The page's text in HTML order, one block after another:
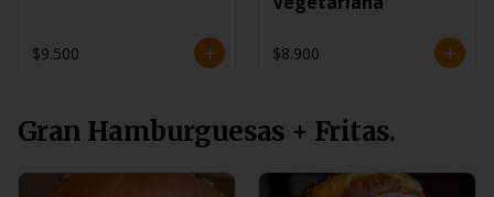
$9.500 $8.900
Gran Hamburguesas + Fritas.